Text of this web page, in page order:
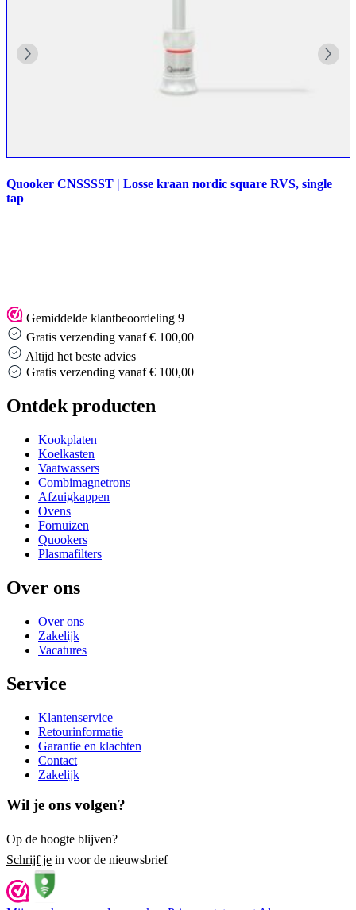
Quooker CNSSSST | Losse kraan nordic square RVS, single
tap
Gemiddelde klantbeoordeling 9+
Gratis verzending vanaf € 100,00
Altijd het beste advies
Gratis verzending vanaf € 100,00
Ontdek producten
Kookplaten
Koelkasten
Vaatwassers
Combimagnetrons
Afzuigkappen
Ovens
Fornuizen
Quookers
Plasmafilters
Over ons
Over ons
Zakelijk
Vacatures
Service
Klantenservice
Retourinformatie
Garantie en klachten
Contact
Zakelijk
Wil je ons volgen?
Op de hoogte blijven?
Schrijf je in voor de nieuwsbrief